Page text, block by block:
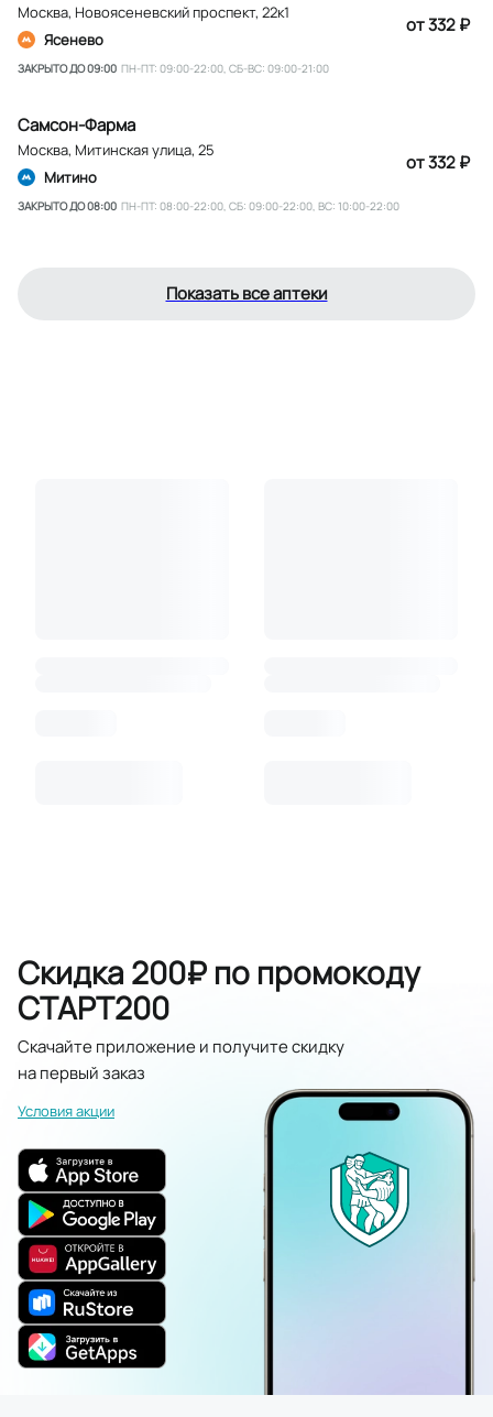
Москва, Новоясеневский проспект, 22к1
Ясенево
ЗАКРЫТО ДО 09:00 ПН-ПТ: 09:00-22:00, СБ-ВС: 09:00-21:00
от 332 ₽
Самсон-Фарма
Москва, Митинская улица, 25
Митино
ЗАКРЫТО ДО 08:00 ПН-ПТ: 08:00-22:00, СБ: 09:00-22:00, ВС: 10:00-22:00
от 332 ₽
Показать все аптеки
Скидка 200₽ по промокоду
СТАРТ200
Скачайте приложение и получите скидку
на первый заказ
Условия акции